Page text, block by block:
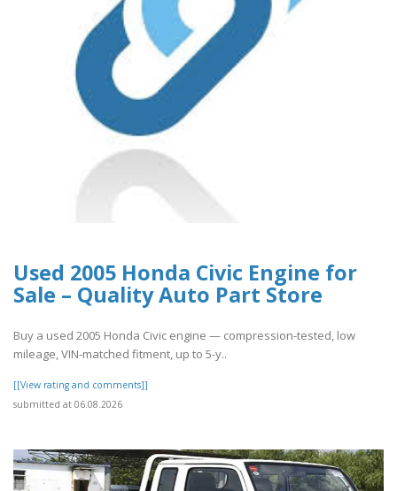
Used 2005 Honda Civic Engine for
Sale – Quality Auto Part Store
Buy a used 2005 Honda Civic engine — compression-tested, low
mileage, VIN-matched fitment, up to 5-y..
[[View rating and comments]]
submitted at 06.08.2026